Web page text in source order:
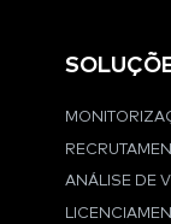
ANÁLISE DE